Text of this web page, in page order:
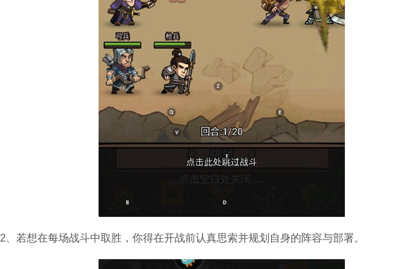
2、若想在每场战斗中取胜，你得在开战前认真思索并规划自身的阵容与部署。